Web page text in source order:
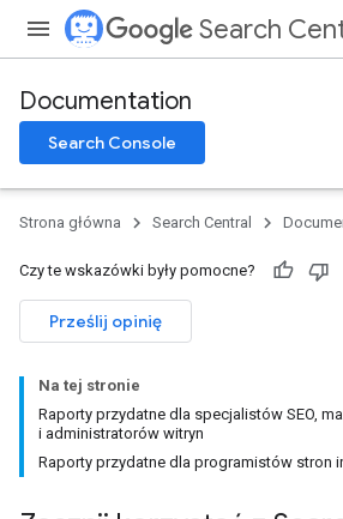
Search
Documentation
Search Console
Strona główna Search Central
Czy te wskazówki były pomocne?
Prześlij opinię
Na tej stronie
Raporty przydatne dla specjalistów SEO,
i administratorów witryn
Raporty przydatne dla programistów stron